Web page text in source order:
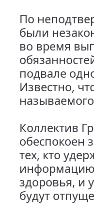
По
были
во время
подвале
Известно,
Коллектив
обеспокоен
тех, кто
информацию
здоровья, и
будут